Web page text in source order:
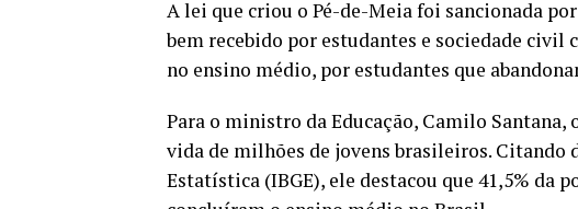
A lei que criou o Pé-de-Meia foi sancionada
bem recebido por estudantes e sociedade civil
no ensino médio, por estudantes que
Para o ministro da Educação, Camilo
vida de milhões de jovens brasileiros.
Estatística (IBGE), ele destacou que 41,5% da